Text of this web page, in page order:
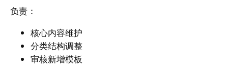
负责：
核心内容维护
分类结构调整
审核新增模板